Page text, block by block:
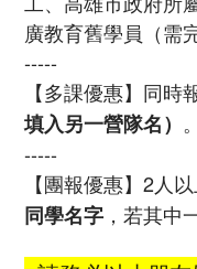
廣教育舊學員（需
-----
【多課優惠】同時
填入另一營隊名） 。
-----
【團報優惠】2人
同學名字 ，若其中